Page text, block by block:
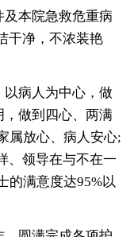
本院急救危重病
干净，不浓装艳
病人为中心，做
做到四心、两满
属放心、病人安心;
、领导在与不在一
的满意度达95%以